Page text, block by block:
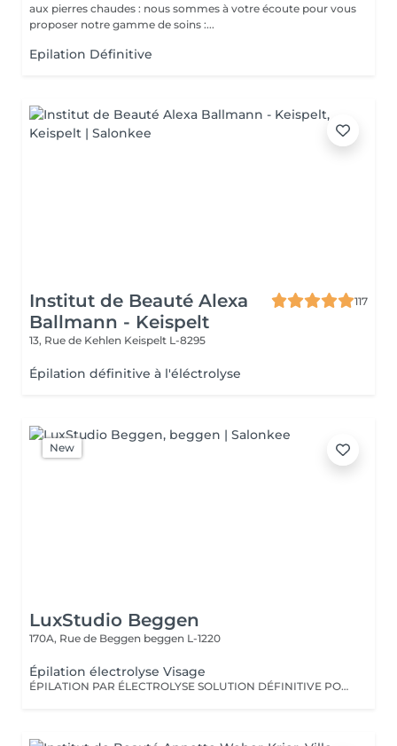
aux pierres chaudes : nous sommes à votre écoute pour vous
proposer notre gamme de soins :...
Epilation Définitive
Institut de Beauté Alexa
Ballmann - Keispelt
117
13, Rue de Kehlen Keispelt L-8295
Épilation définitive à l'éléctrolyse
New
LuxStudio Beggen
170A, Rue de Beggen beggen L-1220
Épilation électrolyse Visage
ÉPILATION PAR ÉLECTROLYSE SOLUTION DÉFINITIVE POUR LE VISAGE L'épilation par électrolyse est une technique avancée qui permet d'éliminer définitivement les poils du visage, quelle que soit leur couleur ou type de peau. Contrairement aux autres méthodes d'épilation, elle cible directement la racine du poil par un courant électrique appliqué via une aiguille très fine, détruisant ainsi le follicule pileux de manière permanente. COMMENT FONCTIONNE L'ÉPILATION PAR ÉLECTROLYSE ? Chaque poil est traité individuellement en insérant une micro-aiguille dans le follicule pileux. Une impulsion électrique est alors envoyée pour détruire la racine et empêcher la repousse. Le processus est précis et efficace, garantissant des résultats permanents après plusieurs séances. QUAND APPARAISSENT LES RÉSULTATS ? Les résultats sont progressifs car chaque poil pousse selon son propre cycle. Plusieurs séances sont nécessaires pour traiter tous les poils d'une zone de manière définitive. Dès les premières séances, une réduction visible de la densité des poils est observée, jusqu'à leur élimination complète. QUI PEUT FAIRE L'ÉPILATION PAR ÉLECTROLYSE ? Adaptée à tous les types de peau (claires, mates et foncées) Convient aux poils blonds, roux, gris et foncés, contrairement au laser Idéale pour les zones sensibles du visage, comme la lèvre supérieure, le menton et les joues Parfaite pour ceux qui veulent une solution définitive après d'autres méthodes Contre-indications : Peaux présentant des lésions, infections, acné sévère ou hypersensibilité cutanée Personnes portant un pacemaker ou atteintes de certaines maladies dermatologiques INTERVALLE ENTRE LES SÉANCES La fréquence des séances dépend de la zone traitée et de la densité des poils. Généralement, elles sont espacées de 2 à 4 semaines au début, puis plus éloignées au fur et à mesure que les poils deviennent plus fins et moins nombreux. SOINS AVANT & APRÈS LE TRAITEMENT Avant la séance : Évitez l'exposition au soleil 48 heures avant Ne pas arracher les poils (cire ou pince), uniquement les raser si nécessaire Hydratez bien la peau pour éviter toute irritation Après la séance : Appliquer une crème apaisante pour calmer la peau Éviter le soleil et les UV pendant 48 heures Ne pas toucher ni gratter la zone traitée Éviter le maquillage sur la zone traitée pendant 24 heures Ne pas utiliser de produits irritants comme les acides ou gommages pendant quelques jours L'épilation par électrolyse est la seule méthode 100% définitive, efficace sur tous les types de poils et de peaux. Elle est idéale pour celles et ceux qui souhaitent un résultat durable et précis, en particulier sur le visage. Lux Studio Esthétique Avancée